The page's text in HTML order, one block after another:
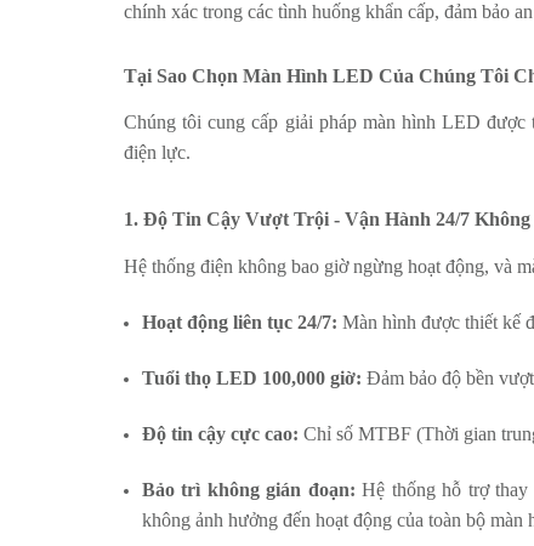
chính xác trong các tình huống khẩn cấp, đảm bảo
Tại Sao Chọn Màn Hình LED Của Chúng Tôi
Chúng tôi cung cấp giải pháp màn hình LED
điện lực.
1. Độ Tin Cậy Vượt Trội - Vận Hành 24/7
Hệ thống điện không bao giờ ngừng hoạt động, và
Hoạt động liên tục 24/7: Màn hình được thiết kế
Tuổi thọ LED 100,000 giờ: Đảm bảo độ bền
Độ tin cậy cực cao: Chỉ số MTBF (Thời gian
Bảo trì không gián đoạn: Hệ thống hỗ trợ thay
không ảnh hưởng đến hoạt động của toàn bộ màn